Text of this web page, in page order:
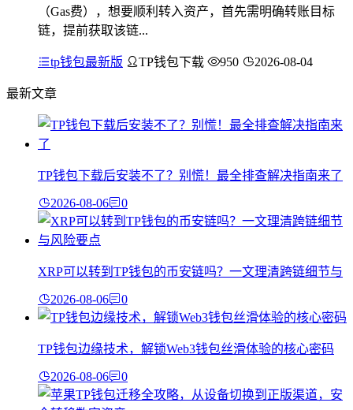
（Gas费），想要顺利转入资产，首先需明确转账目标
链，提前获取该链...
tp钱包最新版 TP钱包下载 950 2026-08-04
最新文章
TP钱包下载后安装不了？别慌！最全排查解决指南来了
2026-08-06 0
XRP可以转到TP钱包的币安链吗？一文理清跨链细节与
2026-08-06 0
TP钱包边缘技术，解锁Web3钱包丝滑体验的核心密码
2026-08-06 0